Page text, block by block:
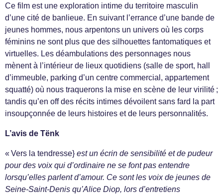
Ce film est une exploration intime du territoire masculin
d’une cité de banlieue. En suivant l’errance d’une bande de
jeunes hommes, nous arpentons un univers où les corps
féminins ne sont plus que des silhouettes fantomatiques et
virtuelles. Les déambulations des personnages nous
mènent à l’intérieur de lieux quotidiens (salle de sport, hall
d’immeuble, parking d’un centre commercial, appartement
squatté) où nous traquerons la mise en scène de leur virilité ;
tandis qu’en off des récits intimes dévoilent sans fard la part
insoupçonnée de leurs histoires et de leurs personnalités.
L’avis de Tënk
« Vers la tendresse} est un écrin de sensibilité et de pudeur
pour des voix qui d’ordinaire ne se font pas entendre
lorsqu’elles parlent d’amour. Ce sont les voix de jeunes de
Seine-Saint-Denis qu’Alice Diop, lors d’entretiens